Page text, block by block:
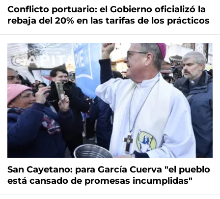
Conflicto portuario: el Gobierno oficializó la
rebaja del 20% en las tarifas de los prácticos
San Cayetano: para García Cuerva "el pueblo
está cansado de promesas incumplidas"